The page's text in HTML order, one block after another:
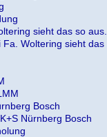
sieht das so
Fa. Woltering sieht das
Bosch
Nürnberg Bosch